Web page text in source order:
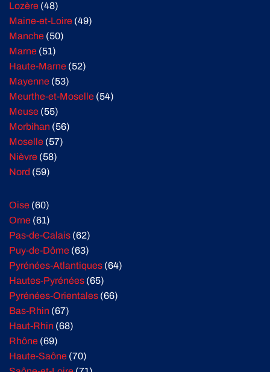
Lozère (48)
Maine-et-Loire (49)
Manche (50)
Marne (51)
Haute-Marne (52)
Mayenne (53)
Meurthe-et-Moselle (54)
Meuse (55)
Morbihan (56)
Moselle (57)
Nièvre (58)
Nord (59)
Oise (60)
Orne (61)
Pas-de-Calais (62)
Puy-de-Dôme (63)
Pyrénées-Atlantiques (64)
Hautes-Pyrénées (65)
Pyrénées-Orientales (66)
Bas-Rhin (67)
Haut-Rhin (68)
Rhône (69)
Haute-Saône (70)